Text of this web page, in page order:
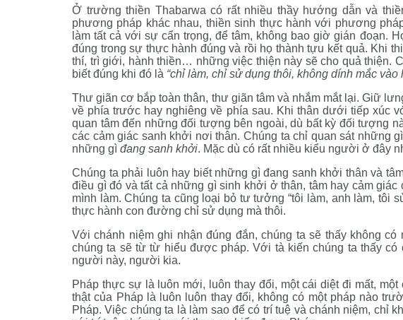
Ở trường thiền Thabarwa có rất nhiều thầy hướng dẫn và
phương pháp khác nhau, thiền sinh thực hành với phương
làm tất cả với sự cẩn trọng, để tâm, không bao giờ gián đoạn.
đúng trong sự thực hành đúng và rồi họ thành tựu kết quả. Khi
thí, trì giới, hành thiền… những việc thiện này sẽ cho quả thiện.
biết đúng khi đó là “chỉ làm, chỉ sử dụng thôi, không dính mắc vào
Thư giãn cơ bắp toàn thân, thư giãn tâm và nhắm mắt lại. Giữ
về phía trước hay nghiêng về phía sau. Khi thân dưới tiếp xúc
quan tâm đến những đối tượng bên ngoài, dù bất kỳ đối tượng
các cảm giác sanh khởi nơi thân. Chúng ta chỉ quan sát những
những gì đang sanh khởi. Mặc dù có rất nhiều kiểu người ở đây
Chúng ta phải luôn hay biết những gì đang sanh khởi thân và
điều gì đó và tất cả những gì sinh khởi ở thân, tâm hay cảm giác
mình làm. Chúng ta cũng loại bỏ tư tưởng “tôi làm, anh làm, tôi
thực hành con đường chỉ sử dụng mà thôi.
Với chánh niệm ghi nhận đúng đắn, chúng ta sẽ thấy không
chúng ta sẽ từ từ hiểu được pháp. Với tà kiến chúng ta thấy
người này, người kia.
Pháp thực sự là luôn mới, luôn thay đổi, một cái diệt đi mất,
thật của Pháp là luôn luôn thay đổi, không có một pháp nào
Pháp. Việc chúng ta là làm sao để có trí tuệ và chánh niệm, chỉ